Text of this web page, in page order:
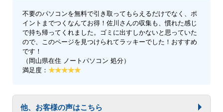
不要のパソコンを無料で引き取ってもらえるだけでなく、ポ
イントまでつくなんてお得！佐川さんの収集も、慣れた感じ
で持ち帰ってくれました。ゴミに出すしかないと思っていた
ので、このページを見つけられてラッキーでした！おすすめ
です！
（岡山県在住 ノートパソコン 処分）
満足度：
他、お客様の声はこちら